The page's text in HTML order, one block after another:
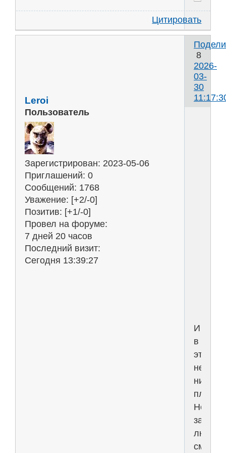
Цитировать
8
2026-
03-
30
Leroi
Пользователь
Зарегистрирован: 2023-05-06
Приглашений: 0
Сообщений: 1768
Уважение: [+2/-0]
Позитив: [+1/-0]
Провел на форуме:
7 дней 20 часов
Последний визит:
Сегодня 13:39:27
И
в
этом
нет
ничего
Нельзя
людям